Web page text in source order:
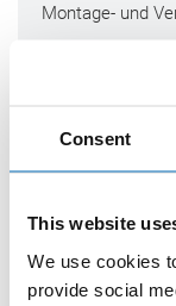
Consent
This website
We use cookies
provide social
Montage- und
ALLBERT"